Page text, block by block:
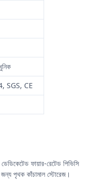
SGS, CE
ফায়ার-রেটেড পিভিসি
পৃথক কাঁচামাল স্টোরেজ।